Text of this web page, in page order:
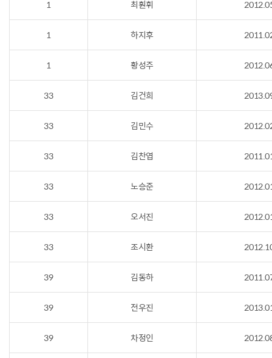
1 최훤휘
1 하지후
1 황성주
33 김건희
33 김민수
33 김찬엽
33 노승준
33 오서진
33 조시환
39 김동하
39 전우진
39 차정인